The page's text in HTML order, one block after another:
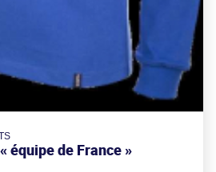
équipe de France »